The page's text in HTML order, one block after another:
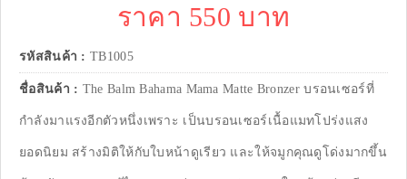
ราคา 550 บาท
รหัสสินค้า : TB1005
ชื่อสินค้า : The Balm Bahama Mama Matte Bronzer บรอนเซอร์ที่
กำลังมาแรงอีกตัวหนึ่งเพราะ เป็นบรอนเซอร์เนื้อแมทโปร่งแสง
ยอดนิยม สร้างมิติให้กับใบหน้าดูเรียว และให้จมูกคุณดูโด่งมากขึ้น